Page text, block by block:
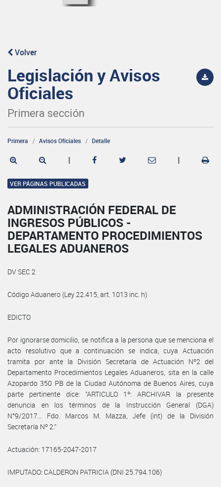
Volver
Legislación y Avisos
Oficiales
Primera sección
Primera Avisos Oficiales Detalle
| |
VER PÁGINAS PUBLICADAS
ADMINISTRACIÓN FEDERAL DE
INGRESOS PÚBLICOS -
DEPARTAMENTO PROCEDIMIENTOS
LEGALES ADUANEROS
DV SEC 2
Código Aduanero (Ley 22.415, art. 1013 inc. h)
EDICTO
Por ignorarse domicilio, se notifica a la persona que se menciona el
acto resolutivo que a continuación se indica, cuya Actuación
tramita por ante la División Secretaría de Actuación Nº2 del
Departamento Procedimientos Legales Aduaneros, sita en la calle
Azopardo 350 PB de la Ciudad Autónoma de Buenos Aires, cuya
parte pertinente dice: ”ARTICULO 1º: ARCHIVAR la presente
denuncia en los términos de la Instrucción General (DGA)
N°9/2017… Fdo. Marcos M. Mazza, Jefe (int) de la División
Secretaría Nº 2.”
Actuación: 17165-2047-2017
IMPUTADO: CALDERON PATRICIA (DNI 25.794.106)